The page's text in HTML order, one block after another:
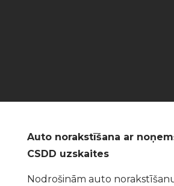
Auto norakstīšana ar
CSDD uzskaites
Nodrošinām auto